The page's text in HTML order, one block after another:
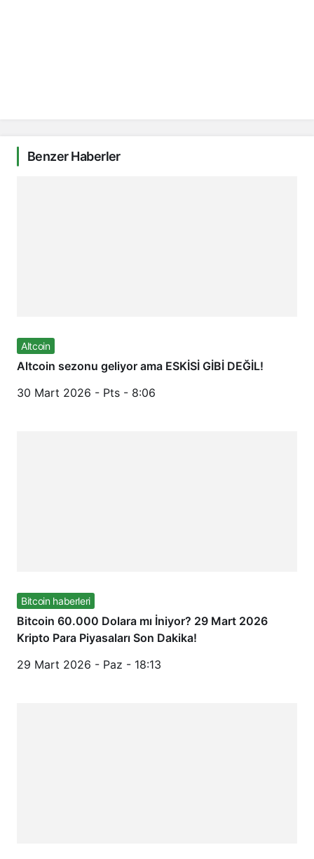
Benzer Haberler
Altcoin
Altcoin sezonu geliyor ama ESKİSİ GİBİ DEĞİL!
30 Mart 2026 - Pts - 8:06
Bitcoin haberleri
Bitcoin 60.000 Dolara mı İniyor? 29 Mart 2026
Kripto Para Piyasaları Son Dakika!
29 Mart 2026 - Paz - 18:13